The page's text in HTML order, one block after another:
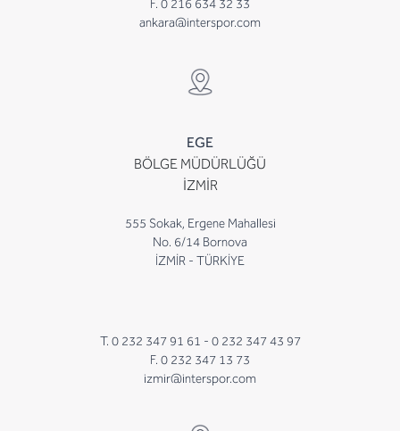
F. 0 216 634 32 33
ankara@interspor.com
EGE
BÖLGE MÜDÜRLÜĞÜ
İZMİR
555 Sokak, Ergene Mahallesi
No. 6/14 Bornova
İZMİR - TÜRKİYE
T. 0 232 347 91 61 - 0 232 347 43 97
F. 0 232 347 13 73
izmir@interspor.com